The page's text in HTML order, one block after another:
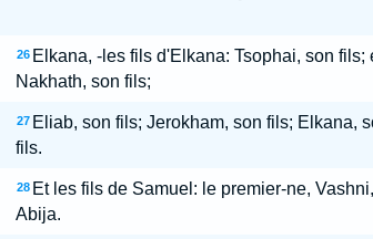
26 Elkana, -les fils d'Elkana: Tsophai, son fils;
Nakhath, son fils;
27 Eliab, son fils; Jerokham, son fils; Elkana,
fils.
28 Et les fils de Samuel: le premier-ne,
Abija.